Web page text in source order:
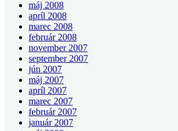
máj 2008
apríl 2008
marec 2008
február 2008
november 2007
september 2007
jún 2007
máj 2007
apríl 2007
marec 2007
február 2007
január 2007